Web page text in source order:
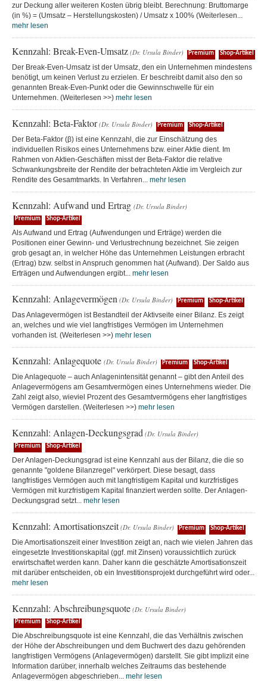
zur Deckung aller weiteren Kosten übrig bleibt. Berechnung: Bruttomarge
(in %) = (Umsatz – Herstellungskosten) / Umsatz x 100% (Weiterlesen...
mehr lesen
Kennzahl: Break-Even-Umsatz (Dr. Ursula Binder) Premium Shop-Artikel
Der Break-Even-Umsatz ist der Umsatz, den ein Unternehmen mindestens
benötigt, um keinen Verlust zu erzielen. Er beschreibt damit also den so
genannten Break-Even-Punkt oder die Gewinnschwelle für ein
Unternehmen. (Weiterlesen >>) mehr lesen
Kennzahl: Beta-Faktor (Dr. Ursula Binder) Premium Shop-Artikel
Der Beta-Faktor (β) ist eine Kennzahl, die zur Einschätzung des
individuellen Risikos eines Unternehmens bzw. einer Aktie dient. Im
Rahmen von Aktien-Geschäften misst der Beta-Faktor die relative
Schwankungsbreite der Rendite der betrachteten Aktie im Vergleich zur
Rendite des Gesamtmarkts. In Verfahren... mehr lesen
Kennzahl: Aufwand und Ertrag (Dr. Ursula Binder)
Premium Shop-Artikel
Als Aufwand und Ertrag (Aufwendungen und Erträge) werden die
Positionen einer Gewinn- und Verlustrechnung bezeichnet. Sie zeigen
grob gesagt an, in welcher Höhe das Unternehmen Leistungen erbracht
(Ertrag) bzw. selbst in Anspruch genommen hat (Aufwand). Der Saldo aus
Erträgen und Aufwendungen ergibt... mehr lesen
Kennzahl: Anlagevermögen (Dr. Ursula Binder) Premium Shop-Artikel
Das Anlagevermögen ist Bestandteil der Aktivseite einer Bilanz. Es zeigt
an, welches und wie viel langfristiges Vermögen im Unternehmen
vorhanden ist. (Weiterlesen >>) mehr lesen
Kennzahl: Anlagequote (Dr. Ursula Binder) Premium Shop-Artikel
Die Anlagequote – auch Anlagenintensität genannt – gibt den Anteil des
Anlagevermögens am Gesamtvermögen eines Unternehmens wieder. Die
Zahl zeigt also, wieviel Prozent des Gesamtvermögens eher langfristiges
Vermögen darstellen. (Weiterlesen >>) mehr lesen
Kennzahl: Anlagen-Deckungsgrad (Dr. Ursula Binder)
Premium Shop-Artikel
Der Anlagen-Deckungsgrad ist eine Kennzahl aus der Bilanz, die die so
genannte "goldene Bilanzregel" verkörpert. Diese besagt, dass
langfristiges Vermögen auch mit langfristigem Kapital und kurzfristiges
Vermögen mit kurzfristigem Kapital finanziert werden sollte. Der Anlagen-
Deckungsgrad setzt... mehr lesen
Kennzahl: Amortisationszeit (Dr. Ursula Binder) Premium Shop-Artikel
Die Amortisationszeit einer Investition zeigt an, nach wie vielen Jahren das
eingesetzte Investitionskapital (ggf. mit Zinsen) voraussichtlich zurück
erwirtschaftet werden kann. Daher kann die geschätzte Amortisationszeit
mit darüber entscheiden, ob ein Investitionsprojekt durchgeführt wird oder...
mehr lesen
Kennzahl: Abschreibungsquote (Dr. Ursula Binder)
Premium Shop-Artikel
Die Abschreibungsquote ist eine Kennzahl, die das Verhältnis zwischen
der Höhe der Abschreibungen und dem Buchwert des dazu gehörenden
langfristigen Vermögens (Anlagevermögen) darstellt. Sie gibt implizit eine
Information darüber, innerhalb welches Zeitraums das bestehende
Anlagevermögen abgeschrieben... mehr lesen